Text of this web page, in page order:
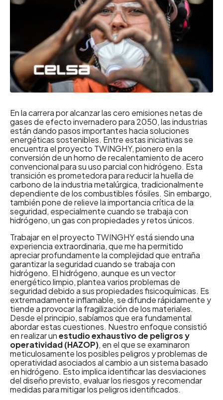
En la carrera por alcanzar las cero emisiones netas de
gases de efecto invernadero para 2050, las industrias
están dando pasos importantes hacia soluciones
energéticas sostenibles. Entre estas iniciativas se
encuentra el proyecto TWINGHY, pionero en la
conversión de un horno de recalentamiento de acero
convencional para su uso parcial con hidrógeno. Esta
transición es prometedora para reducir la huella de
carbono de la industria metalúrgica, tradicionalmente
dependiente de los combustibles fósiles. Sin embargo,
también pone de relieve la importancia crítica de la
seguridad, especialmente cuando se trabaja con
hidrógeno, un gas con propiedades y retos únicos.
Trabajar en el proyecto TWINGHY está siendo una
experiencia extraordinaria, que me ha permitido
apreciar profundamente la complejidad que entraña
garantizar la seguridad cuando se trabaja con
hidrógeno. El hidrógeno, aunque es un vector
energético limpio, plantea varios problemas de
seguridad debido a sus propiedades fisicoquímicas. Es
extremadamente inflamable, se difunde rápidamente y
tiende a provocar la fragilización de los materiales.
Desde el principio, sabíamos que era fundamental
abordar estas cuestiones. Nuestro enfoque consistió
en realizar unestudio exhaustivo de peligros y
operatividad (HAZOP), en el que se examinaron
meticulosamente los posibles peligros y problemas de
operatividad asociados al cambio a un sistema basado
en hidrógeno. Esto implica identificar las desviaciones
del diseño previsto, evaluar los riesgos y recomendar
medidas para mitigar los peligros identificados.